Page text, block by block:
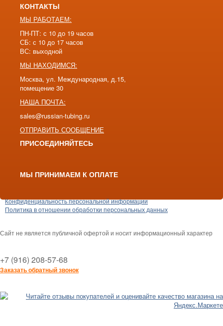
КОНТАКТЫ
МЫ РАБОТАЕМ:
ПН-ПТ: с 10 до 19 часов
СБ: с 10 до 17 часов
ВС: выходной
МЫ НАХОДИМСЯ:
Москва, ул. Международная, д.15,
помещение 30
НАША ПОЧТА:
sales@russian-tubing.ru
ОТПРАВИТЬ СООБЩЕНИЕ
ПРИСОЕДИНЯЙТЕСЬ
МЫ ПРИНИМАЕМ К ОПЛАТЕ
Конфиденциальность персональной информации
Политика в отношении обработки персональных данных
Сайт не является публичной офертой и носит информационный характер
+7 (916) 208-57-68
Заказать обратный звонок